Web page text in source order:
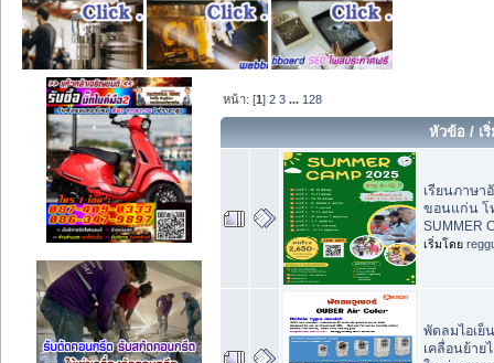
หน้า: [1]2 3 ... 128
หัวข้อ / เ
เรียนภาษา
ขอนแก่น โ
SUMMER
เริ่มโดย
พัดลมไอเย็
เคลื่อนย้าย